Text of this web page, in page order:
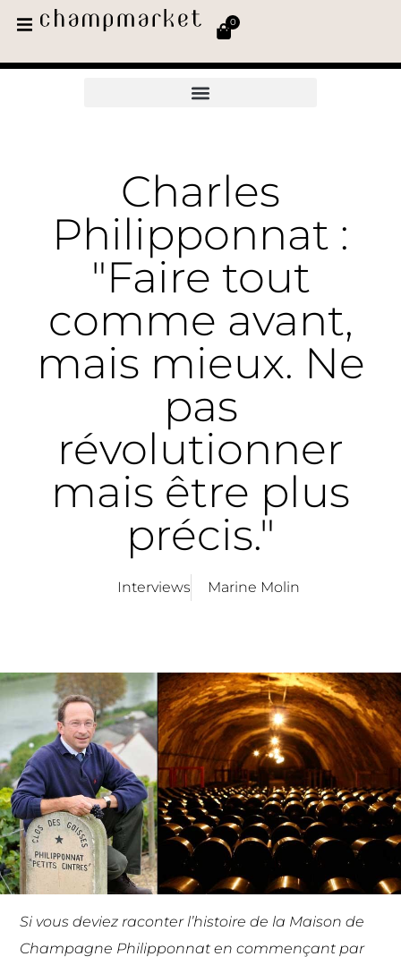
0
Charles
Philipponnat :
"Faire tout
comme avant,
mais mieux. Ne
pas
révolutionner
mais être plus
précis."
Interviews Marine Molin
Si vous deviez raconter l’histoire de la Maison de
Champagne Philipponnat en commençant par